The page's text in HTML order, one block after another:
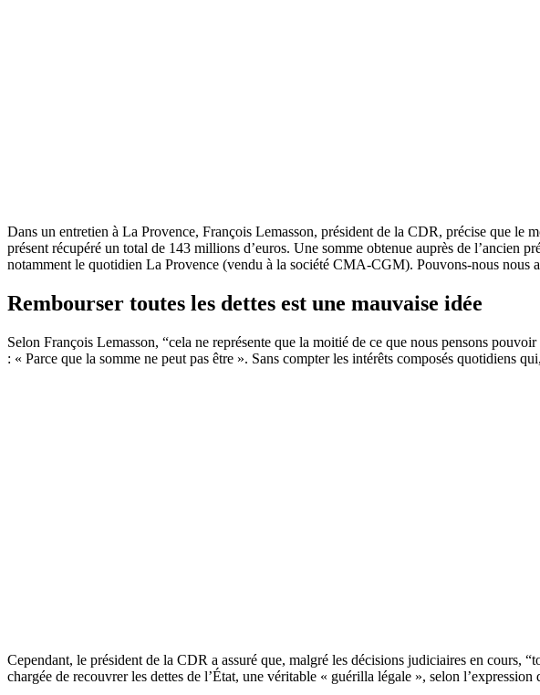
Dans un entretien à La Provence, François Lemasson, président de la CDR, précise que le
présent récupéré un total de 143 millions d’euros. Une somme obtenue auprès de
notamment le quotidien La Provence (vendu à la société CMA-CGM). Pouvons-nous nous
Rembourser toutes les dettes est une mauvaise idée
Selon François Lemasson, “cela ne représente que la moitié de ce que nous pensons
: « Parce que la somme ne peut pas être ». Sans compter les intérêts composés quotidiens
Cependant, le président de la CDR a assuré que, malgré les décisions judiciaires en cours,
chargée de recouvrer les dettes de l’État, une véritable « guérilla légale », selon l’expression